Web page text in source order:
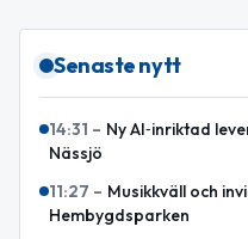
Senaste nytt
14:31 – Ny AI‑inriktad
Nässjö
11:27 – Musikkväll och
Hembygdsparken